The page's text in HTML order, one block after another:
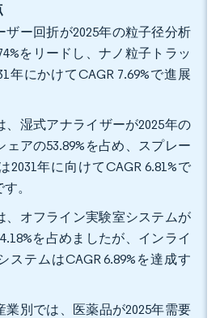
ザー回折が2025年の粒子径分析
をリードし、ナノ粒子トラッ
年にかけてCAGR 7.69%で進展
、湿式アナライザーが2025年の
アの53.89%を占め、スプレー
2031年に向けてCAGR 6.81%で
。
、オフライン実験室システムが
を占めましたが、インライ
ステムはCAGR 6.89%を達成す
業別では、医薬品が2025年需要